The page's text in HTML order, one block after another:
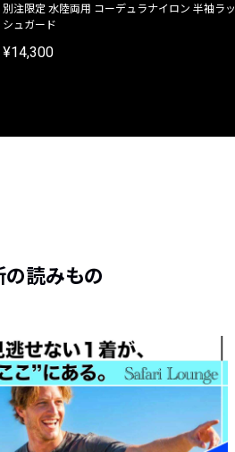
別注限定 水陸両用 コーデュラナイロン 半袖ラッ
シュガード
¥14,300
の読みもの